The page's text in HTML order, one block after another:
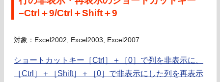
−Ctrl＋9/Ctrl＋Shift＋9
対象：Excel2002, Excel2003, Excel2007
ショートカットキー［Ctrl］＋［0］で列を非表示に、
［Ctrl］＋［Shift］＋［0］で非表示にした列を再表示